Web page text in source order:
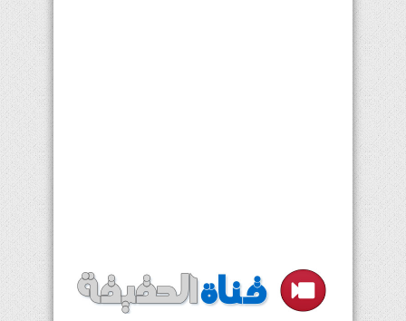
أغسطس 2026
ن ث أرب خ ج
س